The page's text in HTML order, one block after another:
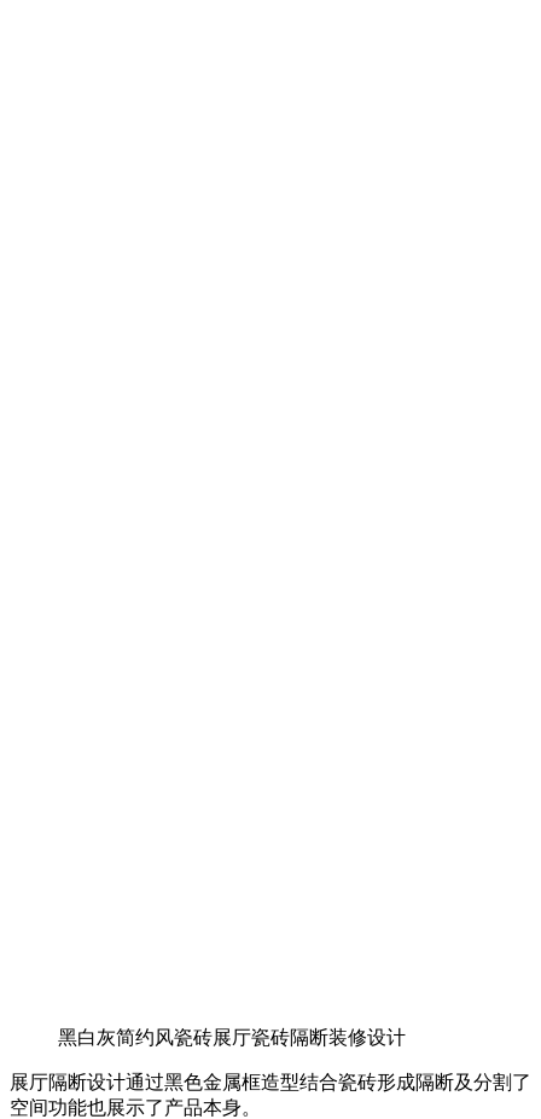
黑白灰简约风瓷砖展厅瓷砖隔断装修设计
展厅隔断设计通过黑色金属框造型结合瓷砖形成隔断及分割了
空间功能也展示了产品本身。